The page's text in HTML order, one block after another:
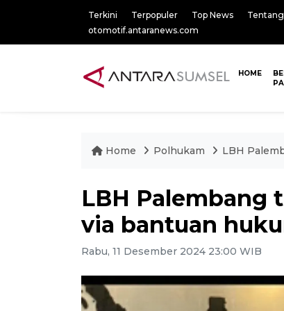
Terkini Terpopuler Top News
otomotif.antaranews.com
HOME
Home Polhukam LBH
LBH Palembang
via bantuan
Rabu, 11 Desember 2024 23:00 WIB